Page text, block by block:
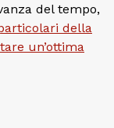
del tempo,
della
un’ottima